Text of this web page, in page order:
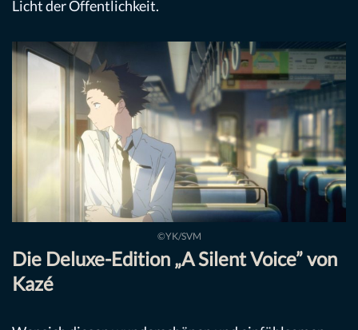
Licht der Öffentlichkeit.
©YK/SVM
Die Deluxe-Edition „A Silent Voice” von
Kazé